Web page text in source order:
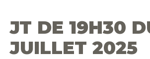
JT DE 19H30
JUILLET 2025